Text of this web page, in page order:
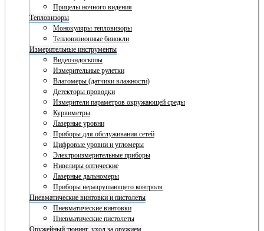
Прицелы ночного видения
Тепловизоры
Монокуляры тепловизоры
Тепловизионные бинокли
Измерительные инструменты
Видеоэндоскопы
Измерительные рулетки
Влагомеры (датчики влажности)
Детекторы проводки
Измерители параметров окружающей среды
Курвиметры
Лазерные уровни
Приборы для обслуживания сетей
Цифровые уровни и угломеры
Электроизмерительные приборы
Нивелиры оптические
Лазерные дальномеры
Приборы неразрушающего контроля
Пневматические винтовки и пистолеты
Пневматические винтовки
Пневматические пистолеты
Оружейный тюнинг, уход за оружием